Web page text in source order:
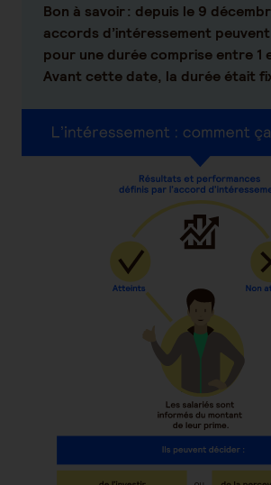
Bon à savoir : depuis le 9
accords d’intéressement
pour une durée comprise entre 1
Avant cette date, la durée était